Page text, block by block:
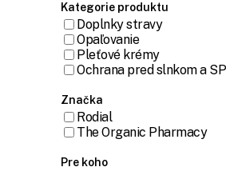
Kategorie produktu
Doplnky stravy
Opaľovanie
Pleťové krémy
Ochrana pred slnkom a
Značka
Rodial
The Organic Pharmacy
Pre koho